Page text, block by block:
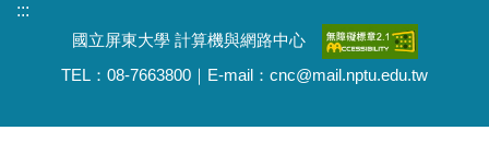
:::
國立屏東大學 計算機與網路中心
TEL：08-7663800｜E-mail：cnc@mail.nptu.edu.tw